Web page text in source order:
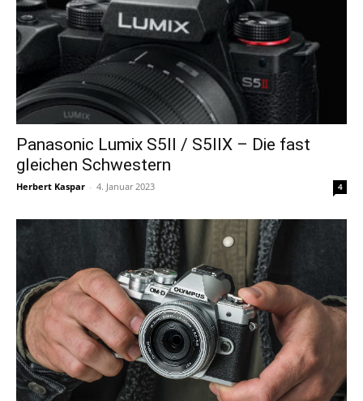
Panasonic Lumix S5II / S5IIX – Die fast
gleichen Schwestern
Herbert Kaspar - 4. Januar 2023 4